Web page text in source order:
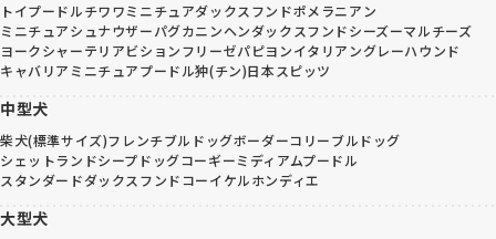
トイプードルチワワミニチュアダックスフンドポメラニアン
ミニチュアシュナウザーパグカニンヘンダックスフンドシーズーマルチーズ
ヨークシャーテリアビションフリーゼパピヨンイタリアングレーハウンド
キャバリア ミニチュアプードル狆(チン)日本スピッツ
中型犬
柴犬(標準サイズ)フレンチブルドッグボーダーコリーブルドッグ
シェットランドシープドッグコーギーミディアムプードル
スタンダードダックスフンドコーイケルホンディエ
大型犬